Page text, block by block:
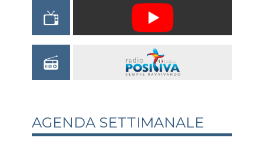
AGENDA SETTIMANALE